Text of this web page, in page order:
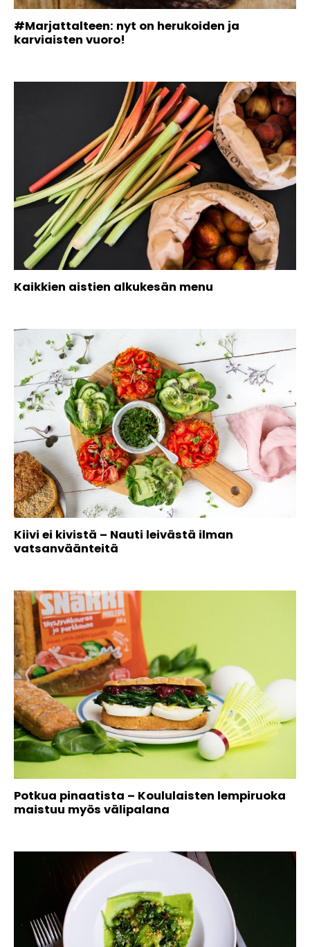
#Marjattalteen: nyt on herukoiden ja
karviaisten vuoro!
Kaikkien aistien alkukesän menu
Kiivi ei kivistä – Nauti leivästä ilman
vatsanväänteitä
Potkua pinaatista – Koululaisten lempiruoka
maistuu myös välipalana